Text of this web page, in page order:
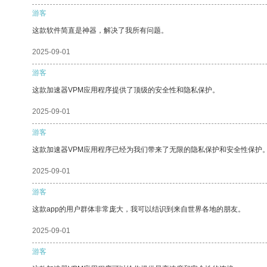
游客
这款软件简直是神器，解决了我所有问题。
2025-09-01
游客
这款加速器VPM应用程序提供了顶级的安全性和隐私保护。
2025-09-01
游客
这款加速器VPM应用程序已经为我们带来了无限的隐私保护和安全性保护
2025-09-01
游客
这款app的用户群体非常庞大，我可以结识到来自世界各地的朋友。
2025-09-01
游客